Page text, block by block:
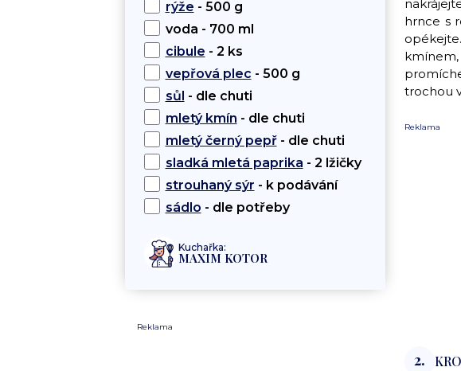
rýže - 500 g
voda - 700 ml
cibule - 2 ks
vepřová plec - 500 g
sůl - dle chuti
mletý kmín - dle chuti
mletý černý pepř- dle chuti
sladká mletá paprika - 2 lžičky
strouhaný sýr - k podávání
sádlo - dle potřeby
Kuchařka:
MAXIM KOTOR
Reklama
hrnce s
trochou
Reklama
2.